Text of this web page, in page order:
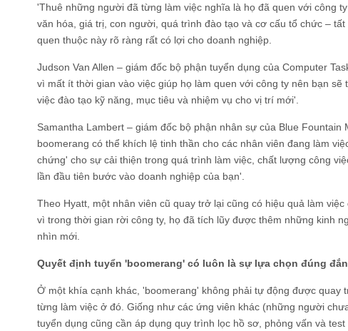
'Thuê những người đã từng làm việc nghĩa là họ đã quen với công
văn hóa, giá trị, con người, quá trình đào tạo và cơ cấu tổ chức –
quen thuộc này rõ ràng rất có lợi cho doanh nghiệp.
Judson Van Allen – giám đốc bộ phận tuyển dụng của Computer
vì mất ít thời gian vào việc giúp họ làm quen với công ty nên bạn
việc đào tạo kỹ năng, mục tiêu và nhiệm vụ cho vị trí mới'.
Samantha Lambert – giám đốc bộ phận nhân sự của Blue Fountain
boomerang có thể khích lệ tinh thần cho các nhân viên đang làm
chứng' cho sự cải thiện trong quá trình làm việc, chất lượng công
lần đầu tiên bước vào doanh nghiệp của bạn'.
Theo Hyatt, một nhân viên cũ quay trở lại cũng có hiệu quả làm
vì trong thời gian rời công ty, họ đã tích lũy được thêm những kinh
nhìn mới.
Quyết định tuyển 'boomerang' có luôn là sự lựa chọn đúng
Ở một khía cạnh khác, 'boomerang' không phải tự động được quay
từng làm việc ở đó. Giống như các ứng viên khác (những người
tuyển dụng cũng cần áp dụng quy trình lọc hồ sơ, phỏng vấn và